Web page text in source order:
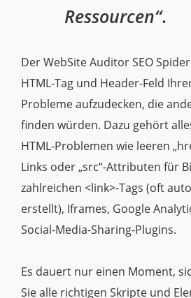
Ressourcen“.
Der WebSite Auditor SEO
HTML-Tag und Header-Feld
Probleme aufzudecken, die
finden würden. Dazu gehört
HTML-Problemen wie leeren
Links oder „src“-Attributen für
zahlreichen <link>-Tags (oft
erstellt), Iframes, Google
Social-Media-Sharing-Plugins.
Es dauert nur einen Moment,
Sie alle richtigen Skripte und